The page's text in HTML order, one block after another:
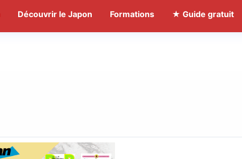
Découvrir le Japon Formations ★ Guide gratuit